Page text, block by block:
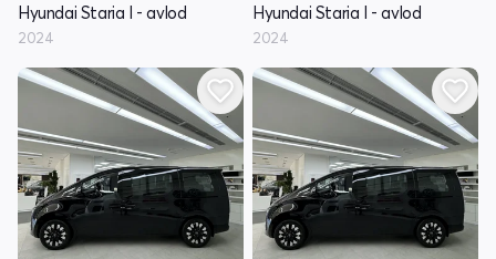
Hyundai Staria I - avlod
2024
Hyundai Staria I - avlod
2024